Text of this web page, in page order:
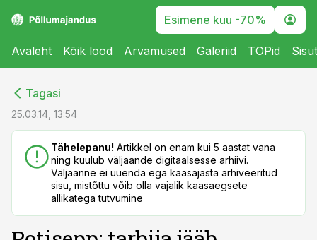
Esimene kuu -70%
Avaleht Kõik lood Arvamused Galeriid TOPid
Tagasi
25.03.14, 13:54
Tähelepanu! Artikkel on enam kui 5 aastat vana
ning kuulub väljaande digitaalsesse arhiivi.
Väljaanne ei uuenda ega kaasajasta arhiveeritud
sisu, mistõttu võib olla vajalik kaasaegsete
allikatega tutvumine